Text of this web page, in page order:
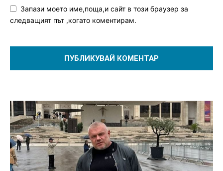
Запази моето име,поща,и сайт в този браузер за
следващият път ,когато коментирам.